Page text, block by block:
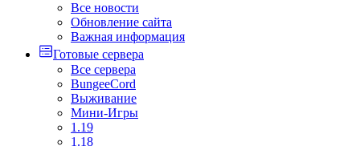
Все новости
Обновление сайта
Важная информация
Готовые сервера
Все сервера
BungeeCord
Выживание
Мини-Игры
1.19
1.18